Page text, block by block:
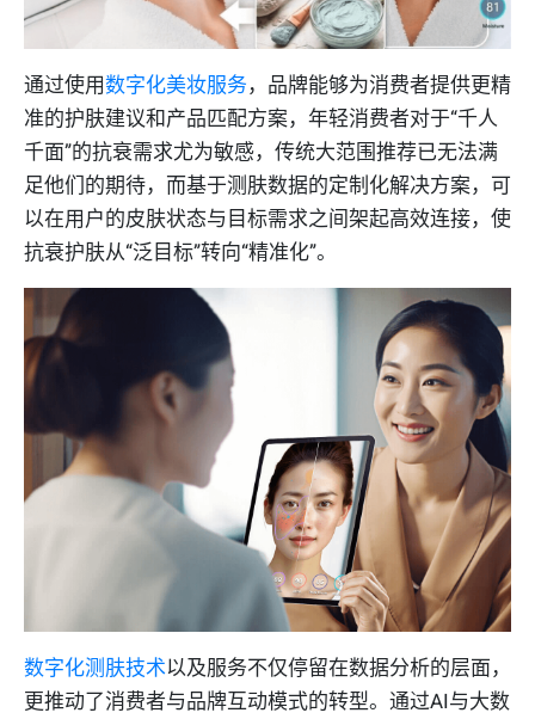
通过使用数字化美妆服务 ，品牌能够为消费者提供更精
准的护肤建议和产品匹配方案，年轻消费者对于“千人
千面”的抗衰需求尤为敏感，传统大范围推荐已无法满
足他们的期待，而基于测肤数据的定制化解决方案，可
以在用户的皮肤状态与目标需求之间架起高效连接，使
抗衰护肤从“泛目标”转向“精准化”。
数字化测肤技术以及服务不仅停留在数据分析的层面，
更推动了消费者与品牌互动模式的转型。通过AI与大数